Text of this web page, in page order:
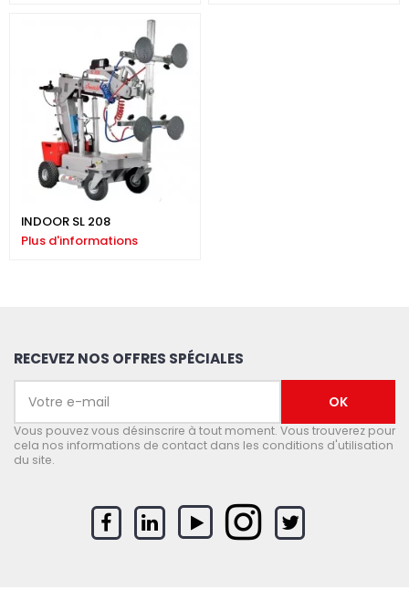
INDOOR SL 208
Plus d'informations
RECEVEZ NOS OFFRES SPÉCIALES
Vous pouvez vous désinscrire à tout moment. Vous trouverez pour
cela nos informations de contact dans les conditions d'utilisation
du site.